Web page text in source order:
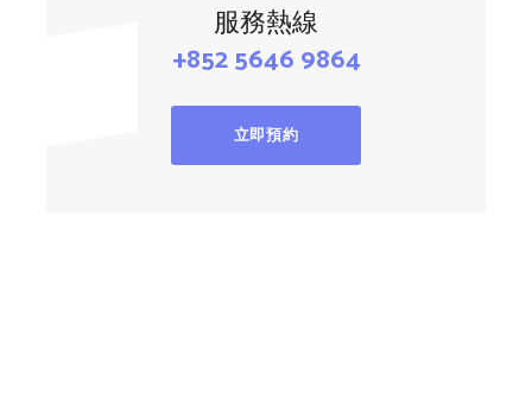
服務熱線
+852 5646 9864
立即預約